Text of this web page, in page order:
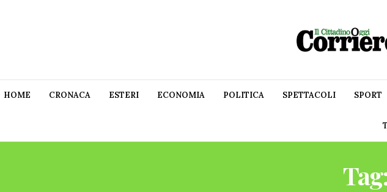
HOME CRONACA ESTERI ECONOMIA POLITICA SPETTACOLI SPORT